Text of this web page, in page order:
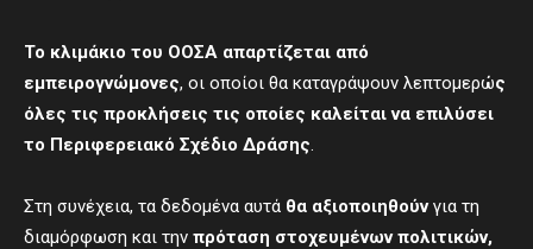
Το κλιμάκιο του ΟΟΣΑ απαρτίζεται από
εμπειρογνώμονες, οι οποίοι θα καταγράψουν λεπτομερώς
όλες τις προκλήσεις τις οποίες καλείται να επιλύσει
το Περιφερειακό Σχέδιο Δράσης
Στη συνέχεια, τα δεδομένα αυτά θα αξιοποιηθούνγια τη
διαμόρφωση και την πρόταση στοχευμένων πολιτικών,